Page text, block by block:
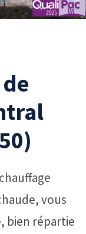
vous
bien répartie